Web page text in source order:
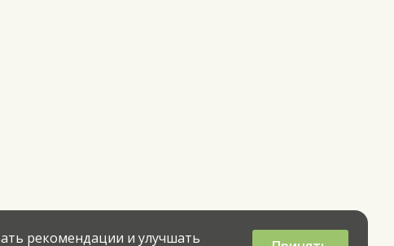
рекомендации и улучшать